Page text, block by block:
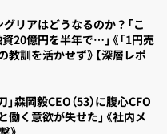
グリアはどうなるのか？「こ
20億円を半年で…」《「1円売
教訓を活かせず》【深層レポ
森岡毅CEO（53）に腹心CFO
働く意欲が失せた」《社内メ